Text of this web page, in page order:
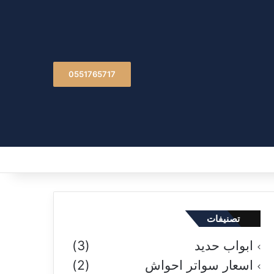
0551765717
تصنيفات
ابواب حديد
(3)
اسعار سواتر احواش
(2)